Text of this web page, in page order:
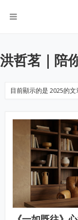
洪哲茗｜陪
目前顯示的是 2025的文